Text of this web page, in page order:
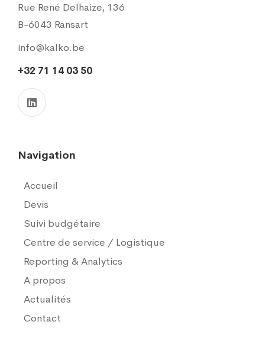
Rue René Delhaize, 136
B-6043 Ransart
info@kalko.be
+32 71 14 03 50
Navigation
Accueil
Devis
Suivi budgétaire
Centre de service / Logistique
Reporting & Analytics
A propos
Actualités
Contact